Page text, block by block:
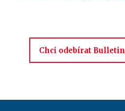
Chci odebírat Bulletin